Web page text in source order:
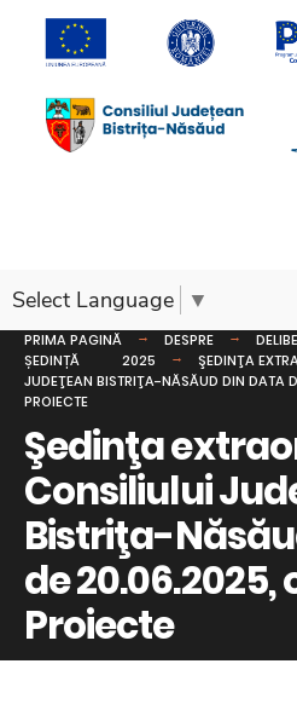
Select Language ▼
PRIMA PAGINĂ DESPRE
ȘEDINȚĂ
2025
ŞEDINŢA
JUDEŢEAN BISTRIŢA-NĂSĂUD DIN DATA
PROIECTE
Şedinţa
Consiliului
Bistriţa-
de 20.06.2025,
Proiecte